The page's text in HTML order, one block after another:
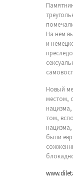
На нем
и
Новый
местом,
том,
были